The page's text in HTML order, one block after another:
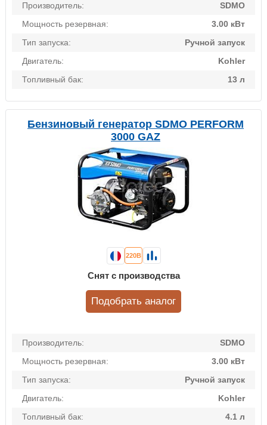
Производитель:
SDMO
Мощность резервная:
3.00 кВт
Тип запуска:
Ручной запуск
Двигатель:
Kohler
Топливный бак:
13 л
Бензиновый генератор SDMO PERFORM
3000 GAZ
Производитель:
SDMO
Мощность резервная:
3.00 кВт
Тип запуска:
Ручной запуск
Двигатель:
Kohler
Топливный бак:
4.1 л
220В
Снят с производства
Подобрать аналог